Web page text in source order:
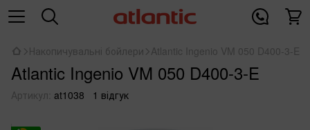
Накопичувальні бойлери Atlantic Ingenio VM 050 D400-3-E
Atlantic Ingenio VM 050 D400-3-E
Артикул: at1038 1 відгук